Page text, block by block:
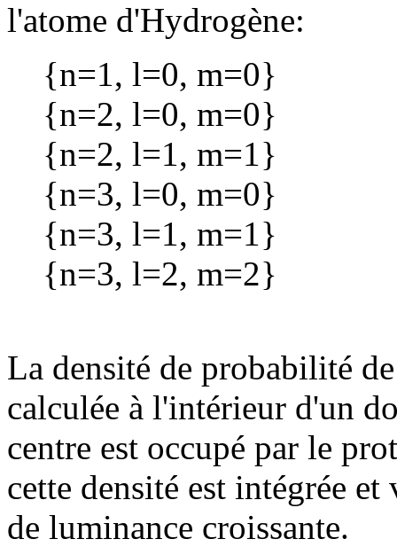
l'atome d'Hydrogène:
{n=1, l=0, m=0}
{n=2, l=0, m=0}
{n=2, l=1, m=1}
{n=3, l=0, m=0}
{n=3, l=1, m=1}
{n=3, l=2, m=2}
La densité de probabilité
calculée à l'intérieur d'un
centre est occupé par le
cette densité est intégrée
de luminance croissante.